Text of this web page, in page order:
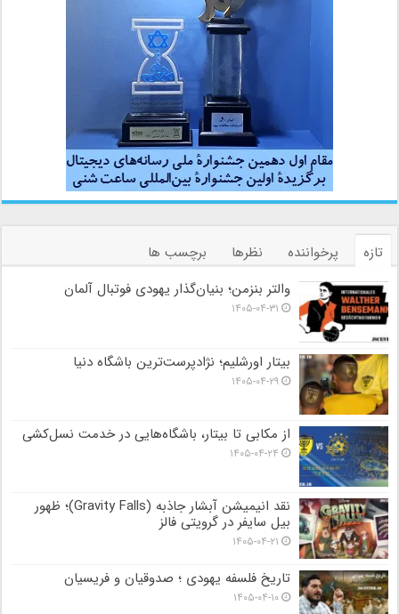
تازه پرخواننده نظرها
برچسب ها
والتر بنزمن؛ بنیان‌گذار یهودی فوتبال آلمان
۱۴۰۵-۰۴-۳۱
بیتار اورشلیم؛ نژادپرست‌ترین باشگاه دنیا
۱۴۰۵-۰۴-۲۹
از مکابی تا بیتار، باشگاه‌هایی در خدمت نسل‌کشی
۱۴۰۵-۰۴-۲۴
نقد انیمیشن آبشار جاذبه (Gravity Falls)؛ ظهور
بیل سایفر در گرویتی فالز
۱۴۰۵-۰۴-۲۱
تاریخ فلسفه یهودی ؛ صدوقیان و فریسیان
۱۴۰۵-۰۴-۱۰